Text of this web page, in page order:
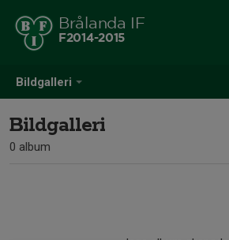
Bildgalleri
Brålanda IF
F2014-2015
Bildgalleri
0 album